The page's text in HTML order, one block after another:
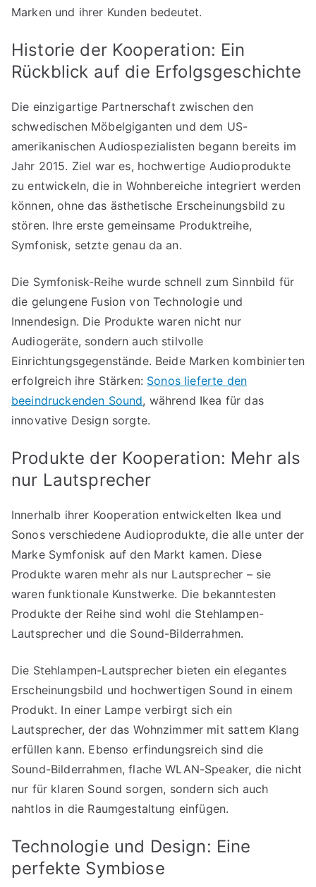
Marken und ihrer Kunden bedeutet.
Historie der Kooperation: Ein
Rückblick auf die Erfolgsgeschichte
Die einzigartige Partnerschaft zwischen den
schwedischen Möbelgiganten und dem US-
amerikanischen Audiospezialisten begann bereits im
Jahr 2015. Ziel war es, hochwertige Audioprodukte
zu entwickeln, die in Wohnbereiche integriert werden
können, ohne das ästhetische Erscheinungsbild zu
stören. Ihre erste gemeinsame Produktreihe,
Symfonisk, setzte genau da an.
Die Symfonisk-Reihe wurde schnell zum Sinnbild für
die gelungene Fusion von Technologie und
Innendesign. Die Produkte waren nicht nur
Audiogeräte, sondern auch stilvolle
Einrichtungsgegenstände. Beide Marken kombinierten
erfolgreich ihre Stärken: Sonos lieferte den
beeindruckenden Sound, während Ikea für das
innovative Design sorgte.
Produkte der Kooperation: Mehr als
nur Lautsprecher
Innerhalb ihrer Kooperation entwickelten Ikea und
Sonos verschiedene Audioprodukte, die alle unter der
Marke Symfonisk auf den Markt kamen. Diese
Produkte waren mehr als nur Lautsprecher – sie
waren funktionale Kunstwerke. Die bekanntesten
Produkte der Reihe sind wohl die Stehlampen-
Lautsprecher und die Sound-Bilderrahmen.
Die Stehlampen-Lautsprecher bieten ein elegantes
Erscheinungsbild und hochwertigen Sound in einem
Produkt. In einer Lampe verbirgt sich ein
Lautsprecher, der das Wohnzimmer mit sattem Klang
erfüllen kann. Ebenso erfindungsreich sind die
Sound-Bilderrahmen, flache WLAN-Speaker, die nicht
nur für klaren Sound sorgen, sondern sich auch
nahtlos in die Raumgestaltung einfügen.
Technologie und Design: Eine
perfekte Symbiose